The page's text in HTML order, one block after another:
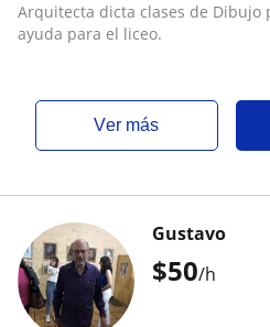
Arquitecta dicta clases de Dibujo
ayuda para el liceo.
ver más
$50/h
Gustavo